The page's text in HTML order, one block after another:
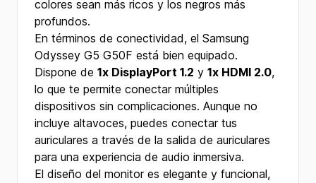
colores sean más ricos y los negros más
profundos.
En términos de conectividad, el Samsung
Odyssey G5 G50F está bien equipado.
Dispone de 1x DisplayPort 1.2 y 1x HDMI 2.0,
lo que te permite conectar múltiples
dispositivos sin complicaciones. Aunque no
incluye altavoces, puedes conectar tus
auriculares a través de la salida de auriculares
para una experiencia de audio inmersiva.
El diseño del monitor es elegante y funcional,